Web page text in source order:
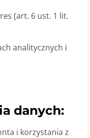
(art. 6 ust. 1 lit.
analitycznych i
danych:
i korzystania z